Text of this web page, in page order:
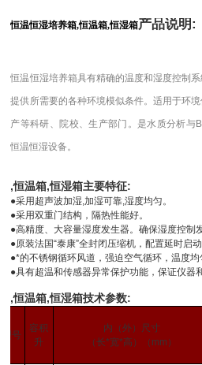
恒温恒湿培养箱,恒温箱,恒湿箱产品说明:
恒温恒湿培养箱具有精确的温度和湿度控制
提供所需要的各种环境模似条件。适用于环
产等科研、院校、生产部门。是水质分析与
恒温恒湿设备。
,恒温箱,恒湿箱主要特征:
●采用超声波加湿,加湿可靠,湿度均匀。
●采用双重门结构，隔热性能好。
●高精度、大容量湿度发生器。确保湿度控制
●原装法国“泰康”全封闭压缩机，配置延时启
●*的不锈钢循环风道，强迫空气循环，温度均
●具有超温和传感器异常保护功能，保证仪器
,恒温箱,恒湿箱技术参数:
型号
容积
升
内（外）尺寸
（长*宽*高） （mm）